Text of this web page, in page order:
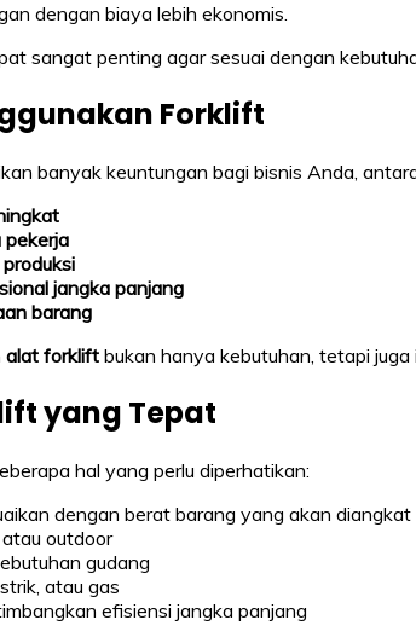
dengan biaya lebih ekonomis.
sangat penting agar sesuai dengan
Forklift
banyak keuntungan bagi bisnis Anda,
pekerja
jangka panjang
barang
alat forklift bukan hanya kebutuhan, tetapi
yang Tepat
hal yang perlu diperhatikan:
dengan berat barang yang akan diangkat
outdoor
gudang
atau gas
efisiensi jangka panjang